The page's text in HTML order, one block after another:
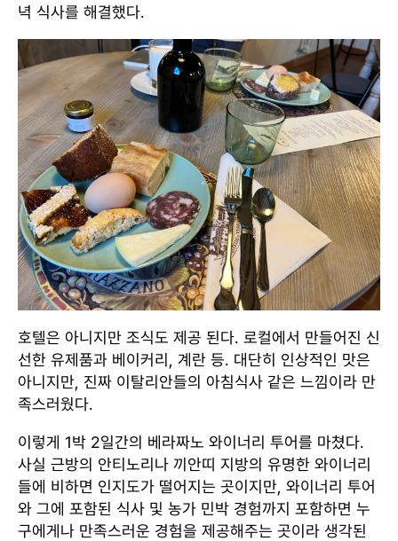
녁 식사를 해결했다.
호텔은 아니지만 조식도 제공 된다. 로컬에서 만들어진 신
선한 유제품과 베이커리, 계란 등. 대단히 인상적인 맛은
아니지만, 진짜 이탈리안들의 아침식사 같은 느낌이라 만
족스러웠다.
이렇게 1박 2일간의 베라짜노 와이너리 투어를 마쳤다.
사실 근방의 안티노리나 끼안띠 지방의 유명한 와이너리
들에 비하면 인지도가 떨어지는 곳이지만, 와이너리 투어
와 그에 포함된 식사 및 농가 민박 경험까지 포함하면 누
구에게나 만족스러운 경험을 제공해주는 곳이라 생각된